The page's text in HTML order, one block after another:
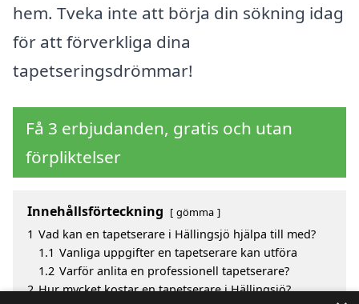
hem. Tveka inte att börja din sökning idag
för att förverkliga dina
tapetseringsdrömmar!
Få 3 erbjudanden, gratis och utan
förpliktelser
Innehållsförteckning gömma
1 Vad kan en tapetserare i Hällingsjö hjälpa till med?
1.1 Vanliga uppgifter en tapetserare kan utföra
1.2 Varför anlita en professionell tapetserare?
2 Hur mycket kostar en tapetserare i Hällingsjö?